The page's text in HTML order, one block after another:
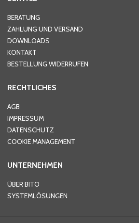
Hausnummer
Ort*
Telefon
BERATUNG
ZAHLUNG UND VERSAND
DOWNLOADS
KONTAKT
BESTELLUNG WIDERRUFEN
RECHTLICHES
AGB
IMPRESSUM
DATENSCHUTZ
COOKIE MANAGEMENT
UNTERNEHMEN
ÜBER BITO
SYSTEMLÖSUNGEN